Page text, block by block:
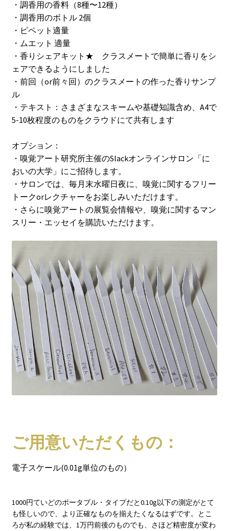
・調香用の香料（8種〜12種）
・調香用のボトル 2個
・ピペット適量
・ムエット 適量
・香りシェアキット★ クラスメートで簡単に香りをシ
ェアできるようにしました
・前回（or前々回）のクラスメートの作った香りサンプ
ル
・テキスト：さまざまなスキームや基礎知識含め、A4で
5-10枚程度のものをクラウドにて共有します
オプション：
・嗅覚アート研究所主催のSlackオンラインサロン「に
おいの大学」にご招待します。
・サロンでは、毎月末水曜日夜に、嗅覚に関するフリー
トークorレクチャーをお楽しみいただけます。
・さらに嗅覚アートの展覧会情報や、嗅覚に関するマン
スリー・エッセイを購読いただけます。
ご用意いただくもの：
電子スケール(0.01g単位のもの）
1000円ていどのポータブル・タイプだと0.10g以下の測定がとて
も怪しいので、より正確なものを揃えたくなるはずです。とこ
ろが私の経験では、1万円前後のものでも、さほど精密度が変わ